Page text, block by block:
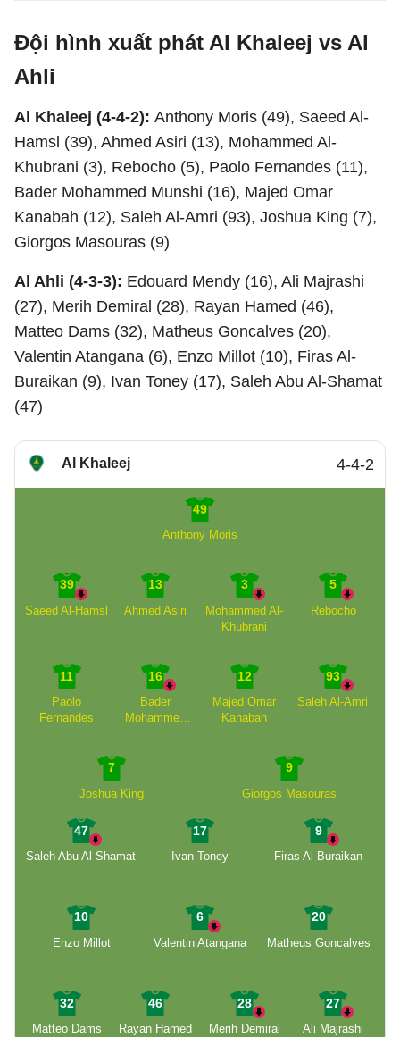
Đội hình xuất phát Al Khaleej vs Al
Ahli
Al Khaleej (4-4-2): Anthony Moris (49), Saeed Al-
Hamsl (39), Ahmed Asiri (13), Mohammed Al-
Khubrani (3), Rebocho (5), Paolo Fernandes (11),
Bader Mohammed Munshi (16), Majed Omar
Kanabah (12), Saleh Al-Amri (93), Joshua King (7),
Giorgos Masouras (9)
Al Ahli (4-3-3): Edouard Mendy (16), Ali Majrashi
(27), Merih Demiral (28), Rayan Hamed (46),
Matteo Dams (32), Matheus Goncalves (20),
Valentin Atangana (6), Enzo Millot (10), Firas Al-
Buraikan (9), Ivan Toney (17), Saleh Abu Al-Shamat
(47)
Al Khaleej 4-4-2
49
Anthony Moris
39
Saeed Al-Hamsl
13
Ahmed Asiri
3
Mohammed Al-
Khubrani
5
Rebocho
11
Paolo
Fernandes
16
Bader
Mohammed
12
Majed Omar
Kanabah
93
Saleh Al-Amri
7
Joshua King
9
Giorgos Masouras
47
Saleh Abu Al-Shamat
17
Ivan Toney
9
Firas Al-Buraikan
10
Enzo Millot
6
Valentin Atangana
20
Matheus Goncalves
32
Matteo Dams
46
Rayan Hamed
28
Merih Demiral
27
Ali Majrashi